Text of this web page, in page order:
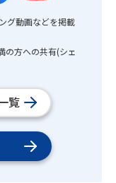
グ動画などを掲載
の方への共有(シェ
覧